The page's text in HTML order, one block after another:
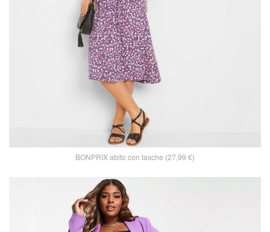
BONPRIX abito con tasche (27,99 €)